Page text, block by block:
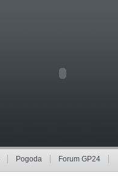
Pogoda Forum GP24